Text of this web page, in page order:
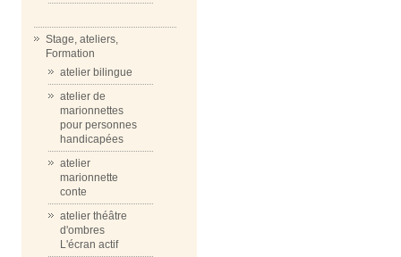
Stage, ateliers,
Formation
atelier bilingue
atelier de
marionnettes
pour personnes
handicapées
atelier
marionnette
conte
atelier théâtre
d'ombres
L'écran actif